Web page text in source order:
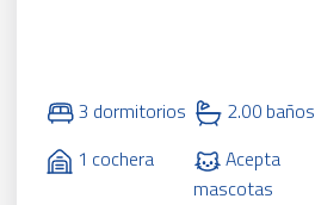
3 dormitorios 2.00 baños
1 cochera
Acepta
mascotas